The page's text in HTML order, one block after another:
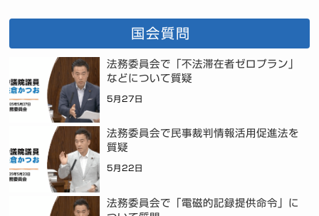
国会質問
法務委員会で「不法滞在者ゼロプラン」
などについて質疑
5月27日
法務委員会で民事裁判情報活用促進法を
質疑
5月22日
法務委員会で「電磁的記録提供命令」に